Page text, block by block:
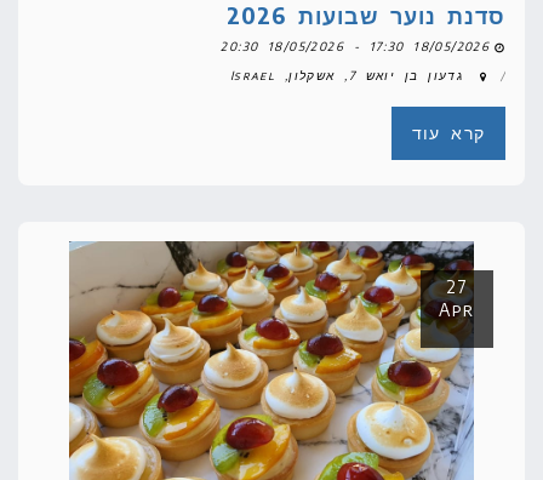
סדנת נוער שבועות 2026
18/05/2026 17:30 - 18/05/2026 20:30
גדעון בן יואש 7, אשקלון, Israel
קרא עוד
27
Apr